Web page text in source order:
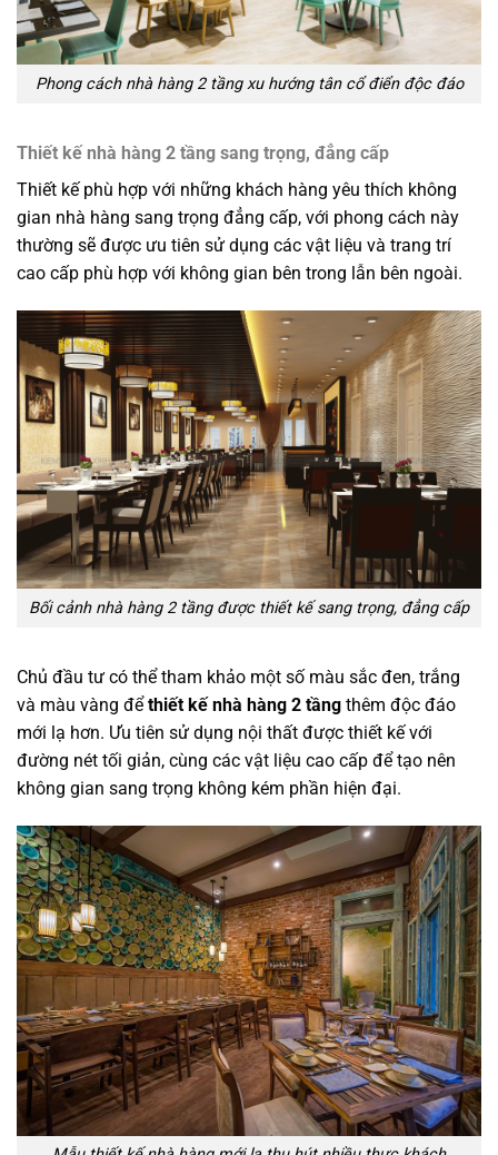
Phong cách nhà hàng 2 tầng xu hướng tân cổ điển độc đáo
Thiết kế nhà hàng 2 tầng sang trọng, đẳng cấp
Thiết kế phù hợp với những khách hàng yêu thích không
gian nhà hàng sang trọng đẳng cấp, với phong cách này
thường sẽ được ưu tiên sử dụng các vật liệu và trang trí
cao cấp phù hợp với không gian bên trong lẫn bên ngoài.
Bối cảnh nhà hàng 2 tầng được thiết kế sang trọng, đẳng cấp
Chủ đầu tư có thể tham khảo một số màu sắc đen, trắng
và màu vàng đểthiết kế nhà hàng 2 tầng thêm độc đáo
mới lạ hơn. Ưu tiên sử dụng nội thất được thiết kế với
đường nét tối giản, cùng các vật liệu cao cấp để tạo nên
không gian sang trọng không kém phần hiện đại.